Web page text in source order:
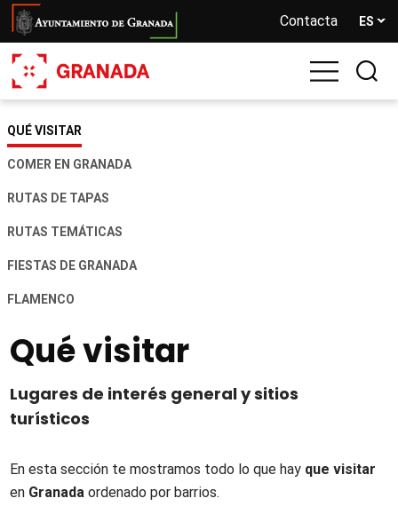
Pasar
contenido
principal
Contacta ES
Navegación
principal
Granadatur
QUÉ VISITAR
COMER EN GRANADA
RUTAS DE TAPAS
RUTAS TEMÁTICAS
FIESTAS DE GRANADA
FLAMENCO
Qué visitar
Lugares de interés general y sitios
turísticos
En esta sección te mostramos todo lo que hay que visitar
en Granada ordenado por barrios.